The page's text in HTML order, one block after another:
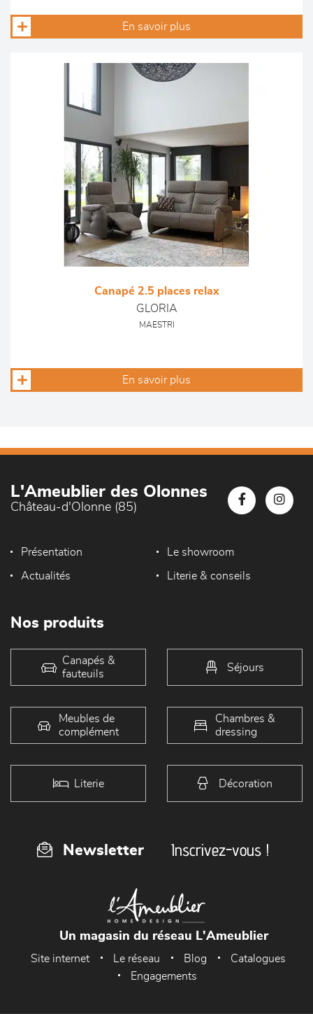
En savoir plus
Canapé 2.5 places relax
GLORIA
MAESTRI
En savoir plus
L'Ameublier des Olonnes
Château-d'Olonne (85)
Présentation Le showroom
Actualités Literie & conseils
Nos produits
Canapés &
fauteuils
Séjours
Meubles de
complément
Chambres &
dressing
Literie Décoration
Newsletter Inscrivez-vous !
Un magasin du réseau L'Ameublier
Site internet Le réseau Blog
Catalogues
Engagements